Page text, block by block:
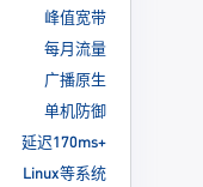
峰值宽带
每月流量
广播原生
单机防御
延迟170ms+
Linux等系统